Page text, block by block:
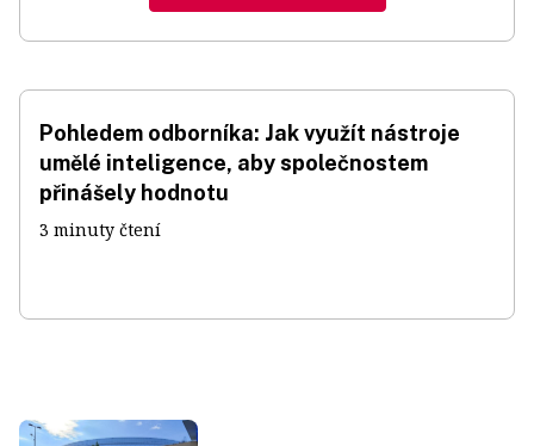
Pohledem odborníka: Jak využít nástroje
umělé inteligence, aby společnostem
přinášely hodnotu
3 minuty čtení